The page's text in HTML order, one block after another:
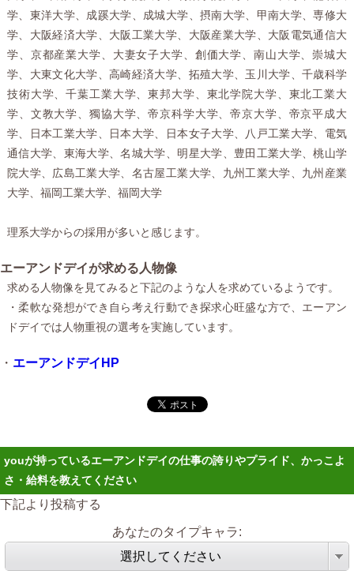
学、東洋大学、成蹊大学、成城大学、摂南大学、甲南大学、専修大
学、大阪経済大学、大阪工業大学、大阪産業大学、大阪電気通信大
学、京都産業大学、大妻女子大学、創価大学、南山大学、崇城大
学、大東文化大学、高崎経済大学、拓殖大学、玉川大学、千歳科学
技術大学、千葉工業大学、東邦大学、東北学院大学、東北工業大
学、文教大学、獨協大学、帝京科学大学、帝京大学、帝京平成大
学、日本工業大学、日本大学、日本女子大学、八戸工業大学、電気
通信大学、東海大学、名城大学、明星大学、豊田工業大学、桃山学
院大学、広島工業大学、名古屋工業大学、九州工業大学、九州産業
大学、福岡工業大学、福岡大学
理系大学からの採用が多いと感じます。
エーアンドデイが求める人物像
求める人物像を見てみると下記のような人を求めているようです。
・柔軟な発想ができ自ら考え行動でき探求心旺盛な方で、エーアン
ドデイでは人物重視の選考を実施しています。
・ エーアンドデイHP
youが持っているエーアンドデイの仕事の誇りやプライド、かっこよ
さ・給料を教えてください
下記より投稿する
あなたのタイプキャラ:
選択してください